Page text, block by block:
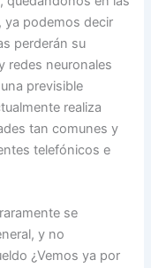
ya podemos decir
perderán su
redes neuronales
previsible
realiza
tan comunes y
telefónicos e
se
y no
¿Vemos ya por